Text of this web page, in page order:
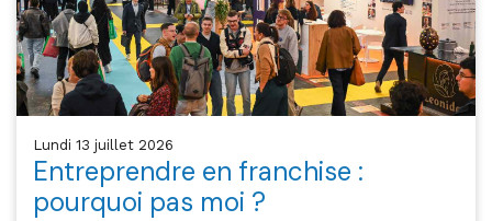
lundi 13 juillet 2026
Entreprendre en franchise :
pourquoi pas moi ?